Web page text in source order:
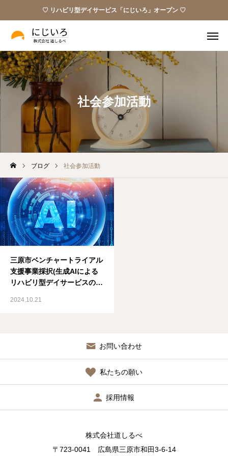
♡ リハビリ型デイサービス「にじいろ」オープン ♡
社会参加活動
ブログ 社会参加活動
三原市ベンチャートライアル
支援事業採択(生成AIによる
リハビリ型デイサービスの改
2024.10.21
お問い合わせ
私たちの願い
採用情報
株式会社道しるべ
〒723-0041 広島県三原市和田3-6-14
Instagram パンフレット
ビデオレター
私たちの願い
サービス
お知らせ
ブログ
お問い合わせ
アクセス
採用情報